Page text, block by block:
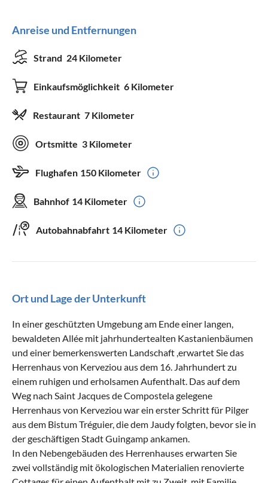
Anreise und Entfernungen
Strand 24 Kilometer
Einkaufsmöglichkeit 6 Kilometer
Restaurant 7 Kilometer
Ortsmitte 3 Kilometer
Flughafen 150 Kilometer
Bahnhof 14 Kilometer
Autobahnabfahrt 14 Kilometer
Ort und Lage der Unterkunft
In einer geschützten Umgebung am Ende einer langen,
bewaldeten Allée mit jahrhundertealten Kastanienbäumen
und einer bemerkenswerten Landschaft ,erwartet Sie das
Herrenhaus von Kerveziou aus dem 16. Jahrhundert zu
einem ruhigen und erholsamen Aufenthalt. Das auf dem
Weg nach Saint Jacques de Compostela gelegene
Herrenhaus von Kerveziou war ein erster Schritt für Pilger
aus dem Bistum Tréguier, die dem Jaudy folgten, bevor sie in
der geschäftigen Stadt Guingamp ankamen.
In den Nebengebäuden des Herrenhauses erwarten Sie
zwei vollständig mit ökologischen Materialien renovierte